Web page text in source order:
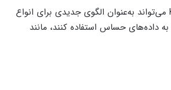
با پیشرفت تکنولوژی، آسیب‌پذیری‌های جدید و پیچیده‌تری ظهور خواهند کرد. KeySniffer می‌تواند به‌عنوان الگوی جدیدی برای انواع
حساس استفاده کنند، مانند